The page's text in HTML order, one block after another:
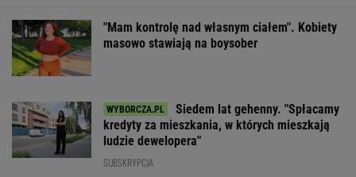
"Mam kontrolę nad własnym ciałem". Kobiety
masowo stawiają na boysober
Siedem lat gehenny. "Spłacamy
kredyty za mieszkania, w których mieszkają
ludzie dewelopera"
SUBSKRYPCJA